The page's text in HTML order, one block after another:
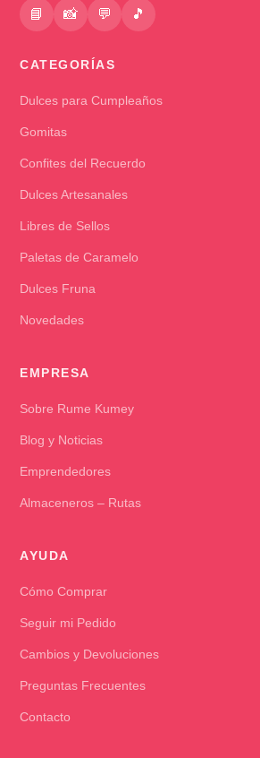
📘 📸 💬 🎵
CATEGORÍAS
Dulces para Cumpleaños
Gomitas
Confites del Recuerdo
Dulces Artesanales
Libres de Sellos
Paletas de Caramelo
Dulces Fruna
Novedades
EMPRESA
Sobre Rume Kumey
Blog y Noticias
Emprendedores
Almaceneros – Rutas
AYUDA
Cómo Comprar
Seguir mi Pedido
Cambios y Devoluciones
Preguntas Frecuentes
Contacto